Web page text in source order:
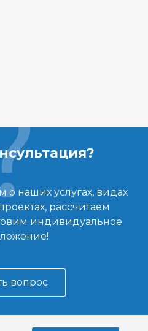
о наших услугах, видах
рассчитаем
индивидуальное
вопрос